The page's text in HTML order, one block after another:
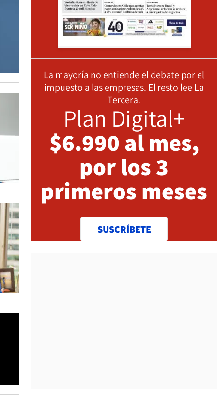
La mayoría no entiende el debate por el
impuesto a las empresas. El resto lee La
Tercera.
Plan Digital+
$6.990 al mes,
por los 3
primeros meses
SUSCRÍBETE